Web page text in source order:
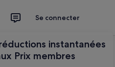
Se connecter
instantanées
Prix membres